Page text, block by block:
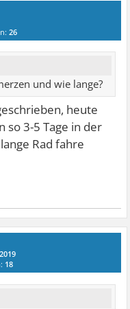
26
und wie lange?
heute
so 3-5 Tage in der
Rad fahre
18